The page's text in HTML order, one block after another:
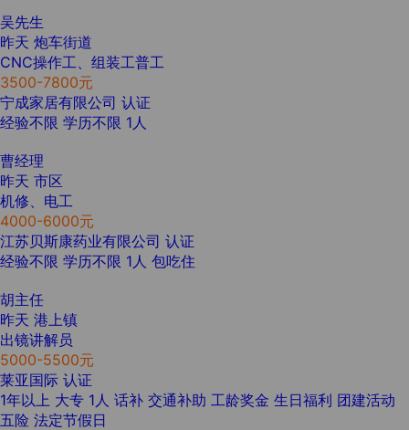
吴先生
昨天 炮车街道
CNC操作工、组装工普工
3500-7800元
宁成家居有限公司 认证
经验不限 学历不限 1人
曹经理
昨天 市区
机修、电工
4000-6000元
江苏贝斯康药业有限公司 认证
经验不限 学历不限 1人 包吃住
胡主任
昨天 港上镇
出镜讲解员
5000-5500元
莱亚国际 认证
1年以上 大专 1人 话补 交通补助 工龄奖金 生日福利 团建活动
五险 法定节假日